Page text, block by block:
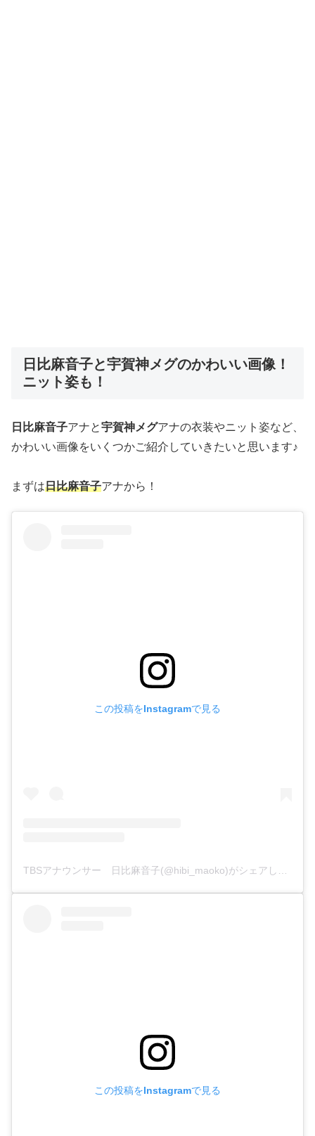
日比麻音子と宇賀神メグのかわいい画像！
ニット姿も！
日比麻音子アナと宇賀神メグアナの衣装やニット姿など、
かわいい画像をいくつかご紹介していきたいと思います♪
まずは日比麻音子アナから！
この投稿をInstagramで見る
TBSアナウンサー 日比麻音子(@hibi_maoko)がシェアした投稿
この投稿をInstagramで見る